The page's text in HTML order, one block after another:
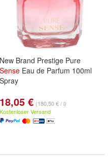
New Brand Prestige Pure
Sense Eau de Parfum 100ml
Spray
18,05 € (180,50 € / l)
Kostenloser Versand